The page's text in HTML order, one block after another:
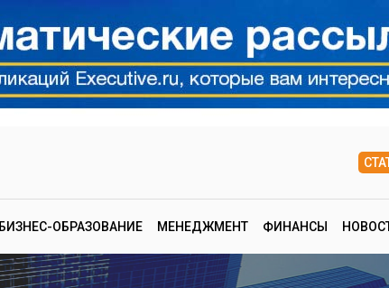
БИЗНЕС-ОБРАЗОВАНИЕ МЕНЕДЖМЕНТ ФИНАНСЫ